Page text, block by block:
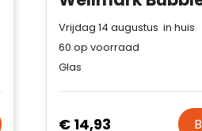
Vrijdag 14 augustus in huis
60 op voorraad
Glas
€ 14,93